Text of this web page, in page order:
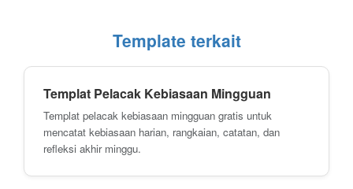
Template terkait
Templat Pelacak Kebiasaan Mingguan
Templat pelacak kebiasaan mingguan gratis untuk
mencatat kebiasaan harian, rangkaian, catatan, dan
refleksi akhir minggu.